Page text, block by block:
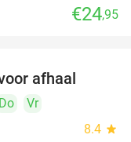
€24,95
afhaal
Do
Vr
8.4 star